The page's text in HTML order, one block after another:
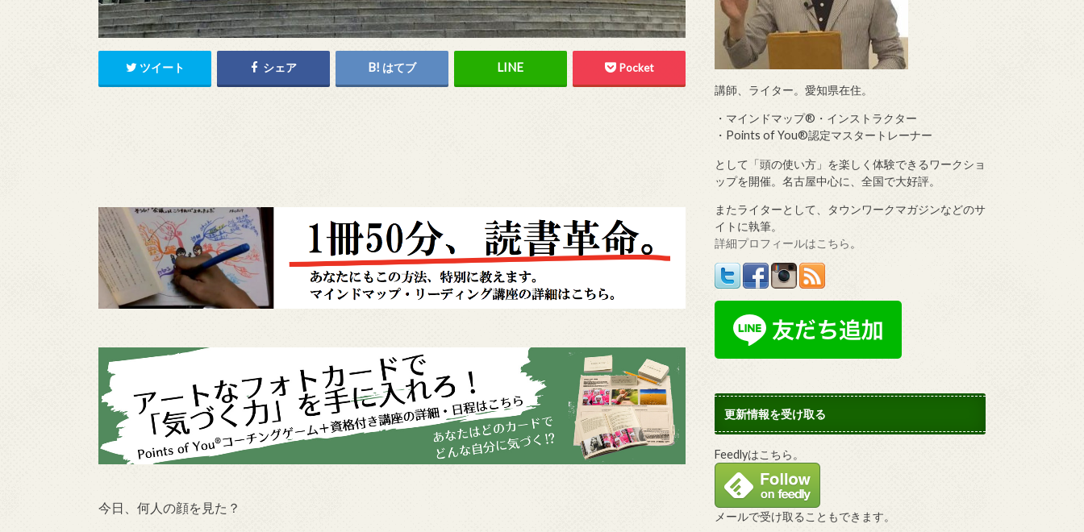
ツイート シェア はてブ Pocket
今日、何人の顔を見た？
講師、ライター。愛知県在住。
・マインドマップ®・インストラクター
・Points of You®認定マスタートレーナー
として「頭の使い方」を楽しく体験できるワークショ
ップを開催。名古屋中心に、全国で大好評。
またライターとして、タウンワークマガジンなどのサ
イトに執筆。
詳細プロフィールはこちら 。
更新情報を受け取る
Feedlyはこちら。
メールで受け取ることもできます。